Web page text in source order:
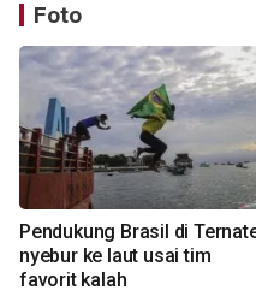
Foto
Pendukung Brasil di
nyebur ke laut usai tim
favorit kalah